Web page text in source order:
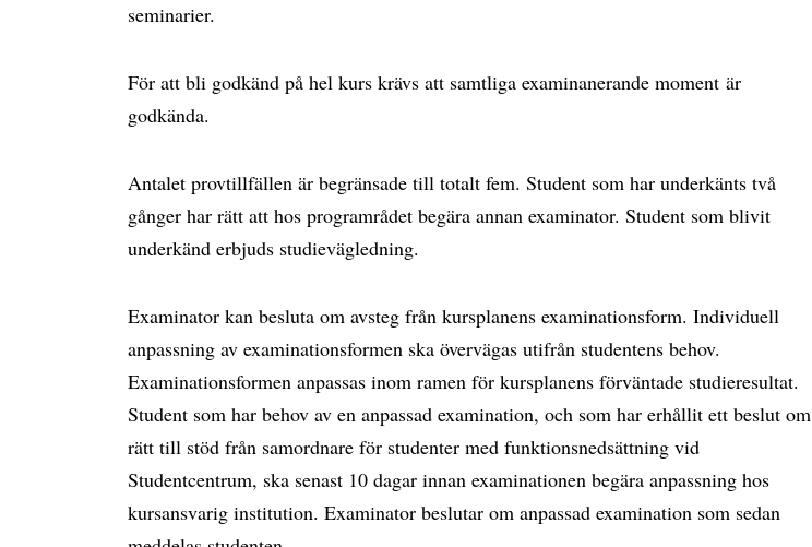
seminarier.
För att bli godkänd på hel kurs krävs att samtliga examinanerande moment är
godkända.
Antalet provtillfällen är begränsade till totalt fem. Student som har underkänts två
gånger har rätt att hos programrådet begära annan examinator. Student som blivit
underkänd erbjuds studievägledning.
Examinator kan besluta om avsteg från kursplanens examinationsform. Individuell
anpassning av examinationsformen ska övervägas utifrån studentens behov.
Examinationsformen anpassas inom ramen för kursplanens förväntade studieresultat.
Student som har behov av en anpassad examination, och som har erhållit ett beslut om
rätt till stöd från samordnare för studenter med funktionsnedsättning vid
Studentcentrum, ska senast 10 dagar innan examinationen begära anpassning hos
kursansvarig institution. Examinator beslutar om anpassad examination som sedan